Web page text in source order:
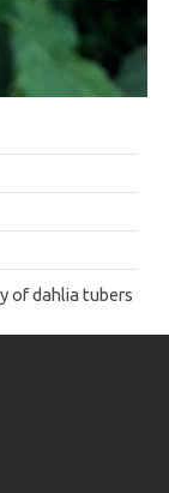
of dahlia tubers